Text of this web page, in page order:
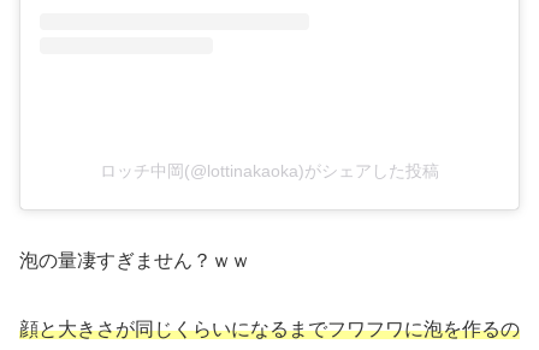
ロッチ中岡(@lottinakaoka)がシェアした投稿
泡の量凄すぎません？ｗｗ
顔と大きさが同じくらいになるまでフワフワに泡を作るの